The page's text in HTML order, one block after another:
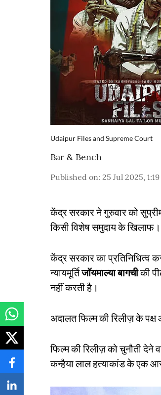
Udaipur Files and Supreme Court
Bar & Bench
Published on: 25 Jul 2025,
केंद्र सरकार ने गुरुवार को
किसी विशेष समुदाय के खिलाफ।
केंद्र सरकार का प्रतिनिधित्व
न्यायमूर्तिजॉयमाल्या बागचीकी
नहीं करती है।
अदालत फिल्म की रिलीज़ के पक्ष
फिल्म की रिलीज़ को चुनौती देने
कन्हैया लाल हत्याकांड के एक